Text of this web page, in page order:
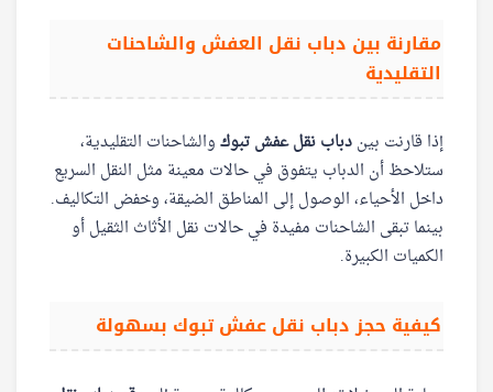
مقارنة بين دباب نقل العفش والشاحنات
التقليدية
إذا قارنت بيندباب نقل عفش تبوكوالشاحنات التقليدية،
ستلاحظ أن الدباب يتفوق في حالات معينة مثل النقل السريع
داخل الأحياء، الوصول إلى المناطق الضيقة، وخفض التكاليف.
بينما تبقى الشاحنات مفيدة في حالات نقل الأثاث الثقيل أو
الكميات الكبيرة.
كيفية حجز دباب نقل عفش تبوك بسهولة